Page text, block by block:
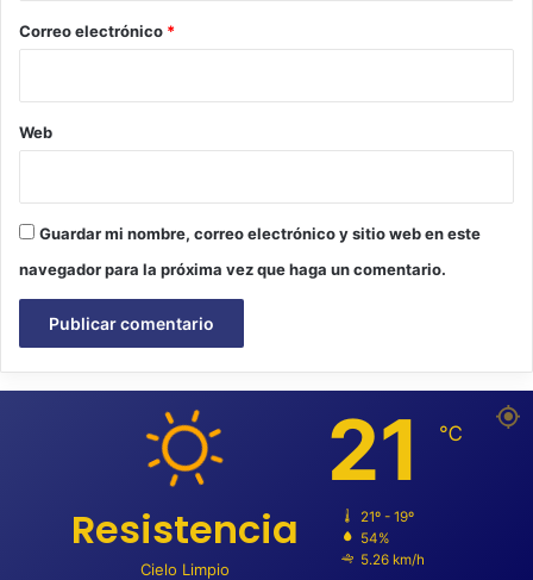
*
Correo electrónico *
Web
Guardar mi nombre, correo electrónico y sitio web en este
navegador para la próxima vez que haga un comentario.
Resistencia
Cielo Limpio
21 ℃
21º - 19º
54%
5.26 km/h